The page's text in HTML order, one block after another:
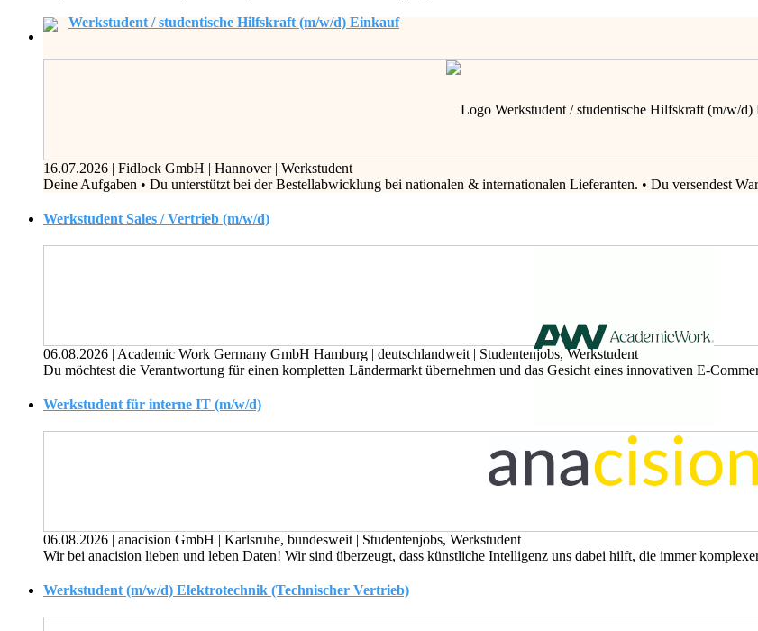
Werkstudent / studentische Hilfskraft (m/w/d) Einkauf
16.07.2026 | Fidlock GmbH | Hannover | Werkstudent
Deine Aufgaben • Du unterstützt bei der Bestellabwicklung bei nationalen & internationalen Lieferanten. • Du versendest
Werkstudent Sales / Vertrieb (m/w/d)
06.08.2026 | Academic Work Germany GmbH Hamburg | deutschlandweit | Studentenjobs, Werkstudent
Du möchtest die Verantwortung für einen kompletten Ländermarkt übernehmen und das Gesicht eines innovativen E-
Werkstudent für interne IT (m/w/d)
06.08.2026 | anacision GmbH | Karlsruhe, bundesweit | Studentenjobs, Werkstudent
Wir bei anacision lieben und leben Daten! Wir sind überzeugt, dass künstliche Intelligenz uns dabei hilft, die immer
Werkstudent (m/w/d) Elektrotechnik (Technischer Vertrieb)